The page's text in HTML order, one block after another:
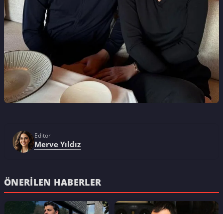
Editör
Merve Yıldız
ÖNERILEN HABERLER